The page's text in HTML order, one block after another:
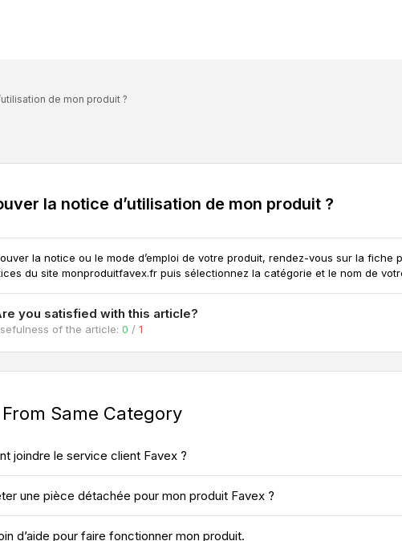
de mon produit ?
la notice d’utilisation de mon produit ?
la notice ou le mode d’emploi de votre produit, rendez-vous sur la fiche
du site monproduitfavex.fr puis sélectionnez la catégorie et le nom de
you satisfied with this article?
of the article:0 /1
From Same Category
joindre le service client Favex ?
une pièce détachée pour mon produit Favex ?
d’aide pour faire fonctionner mon produit.